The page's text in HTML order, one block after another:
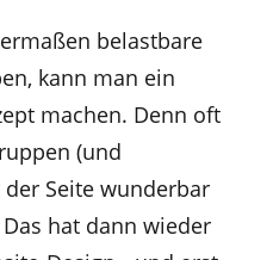
belastbare
kann man ein
machen. Denn oft
(und
Seite wunderbar
hat dann wieder